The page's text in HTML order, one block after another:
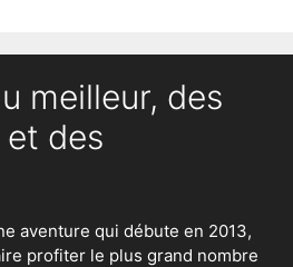
meilleur, des
des
aventure qui débute en 2013,
profiter le plus grand nombre